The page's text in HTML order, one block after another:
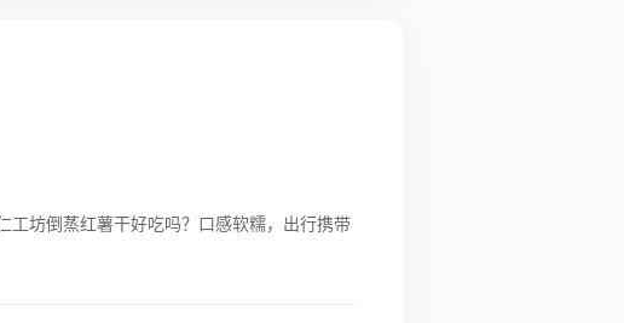
工坊倒蒸红薯干好吃吗？口感软糯，出行携带